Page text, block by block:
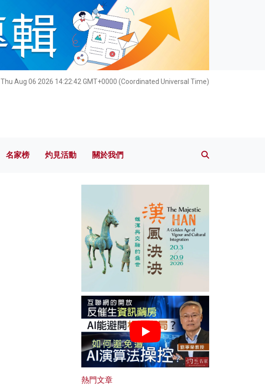
Thu Aug 06 2026 14:22:43 GMT+0000 (Coordinated Universal Time)
名家榜 灼見活動 關於我們
名家榜 灼見活動 關於我們
熱門文章